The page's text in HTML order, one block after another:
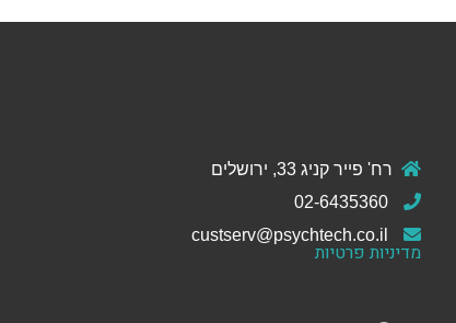
רח' פייר קניג 33, ירושלים
מדיניות פרטיות